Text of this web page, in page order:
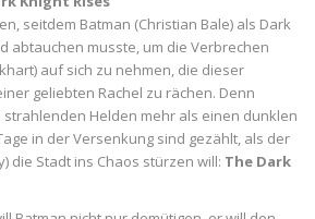
seitdem Batman (Christian Bale) als Dark
abtauchen musste, um die Verbrechen
auf sich zu nehmen, die dieser
geliebten Rachel zu rächen. Denn
Helden mehr als einen dunklen
in der Versenkung sind gezählt, als der
die Stadt ins Chaos stürzen will: The Dark